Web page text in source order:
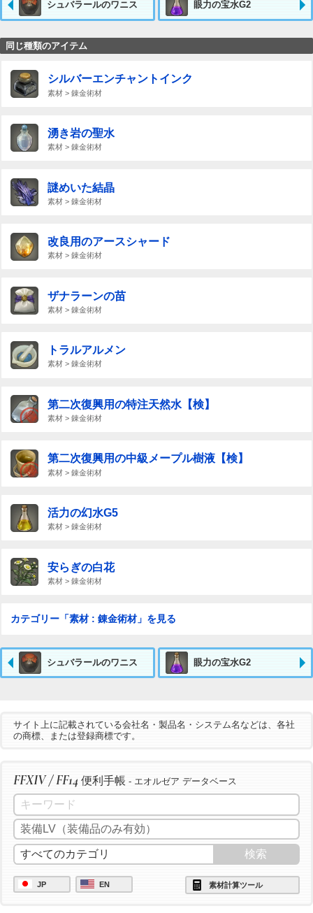
シュバラールのワニス 眼力の宝水G2
同じ種類のアイテム
シルバーエンチャントインク
素材 > 錬金術材
湧き岩の聖水
素材 > 錬金術材
謎めいた結晶
素材 > 錬金術材
改良用のアースシャード
素材 > 錬金術材
ザナラーンの苗
素材 > 錬金術材
トラルアルメン
素材 > 錬金術材
第二次復興用の特注天然水【検】
素材 > 錬金術材
第二次復興用の中級メープル樹液【検】
素材 > 錬金術材
活力の幻水G5
素材 > 錬金術材
安らぎの白花
素材 > 錬金術材
カテゴリー「素材 : 錬金術材」を見る
シュバラールのワニス 眼力の宝水G2
サイト上に記載されている会社名・製品名・システム名などは、各社
の商標、または登録商標です。
FFXIV / FF14 便利手帳 - エオルゼア データベース
JP EN 素材計算ツール